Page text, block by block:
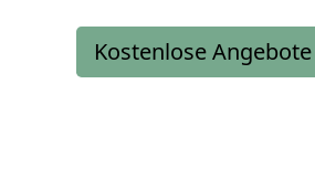
Kostenlose